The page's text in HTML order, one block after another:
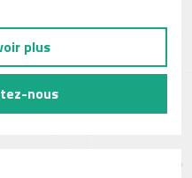
plus
nous